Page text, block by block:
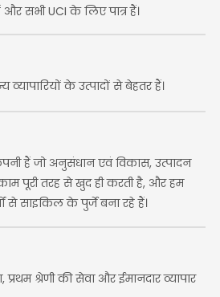
और सभी UCI के लिए पात्र हैं।
व्यापारियों के उत्पादों से बेहतर हैं।
हैं जो अनुसंधान एवं विकास, उत्पादन
पूरी तरह से खुद ही करती है, और हम
से साइकिल के पुर्जे बना रहे हैं।
प्रथम श्रेणी की सेवा और ईमानदार व्यापार